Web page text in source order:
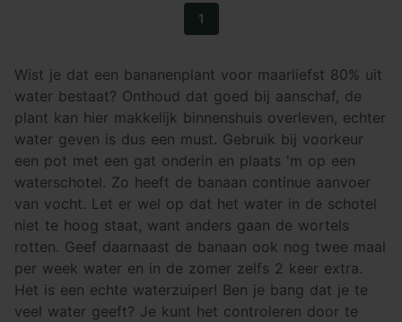
1
Wist je dat een bananenplant voor maarliefst 80% uit
water bestaat? Onthoud dat goed bij aanschaf, de
plant kan hier makkelijk binnenshuis overleven, echter
water geven is dus een must. Gebruik bij voorkeur
een pot met een gat onderin en plaats 'm op een
waterschotel. Zo heeft de banaan continue aanvoer
van vocht. Let er wel op dat het water in de schotel
niet te hoog staat, want anders gaan de wortels
rotten. Geef daarnaast de banaan ook nog twee maal
per week water en in de zomer zelfs 2 keer extra.
Het is een echte waterzuiper! Ben je bang dat je te
veel water geeft? Je kunt het controleren door te